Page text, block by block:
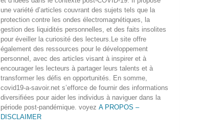
une variété d’articles couvrant des sujets tels que la
protection contre les ondes électromagnétiques, la
gestion des liquidités personnelles, et des faits insolites
pour éveiller la curiosité des lecteurs.Le site offre
également des ressources pour le développement
personnel, avec des articles visant à inspirer et à
encourager les lecteurs à partager leurs talents et à
transformer les défis en opportunités. En somme,
covid19-a-savoir.net s’efforce de fournir des informations
diversifiées pour aider les individus à naviguer dans la
période post-pandémique. voyez A PROPOS –
DISCLAIMER